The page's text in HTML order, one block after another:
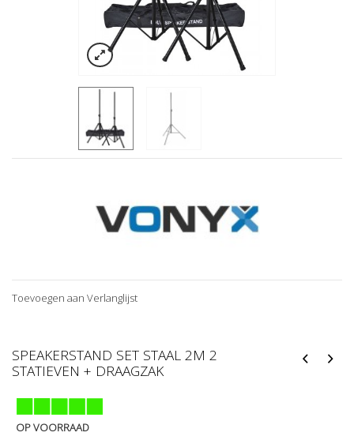
Toevoegen aan Verlanglijst
SPEAKERSTAND SET STAAL 2M 2
STATIEVEN + DRAAGZAK
OP VOORRAAD